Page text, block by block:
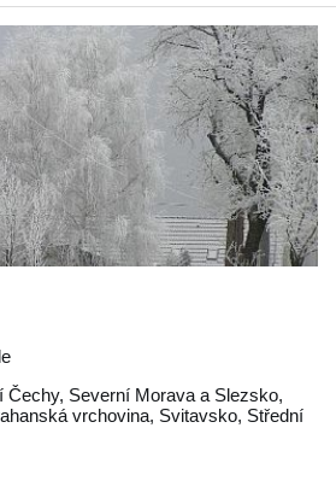
Čechy, Severní Morava a Slezsko,
vrchovina, Svitavsko, Střední